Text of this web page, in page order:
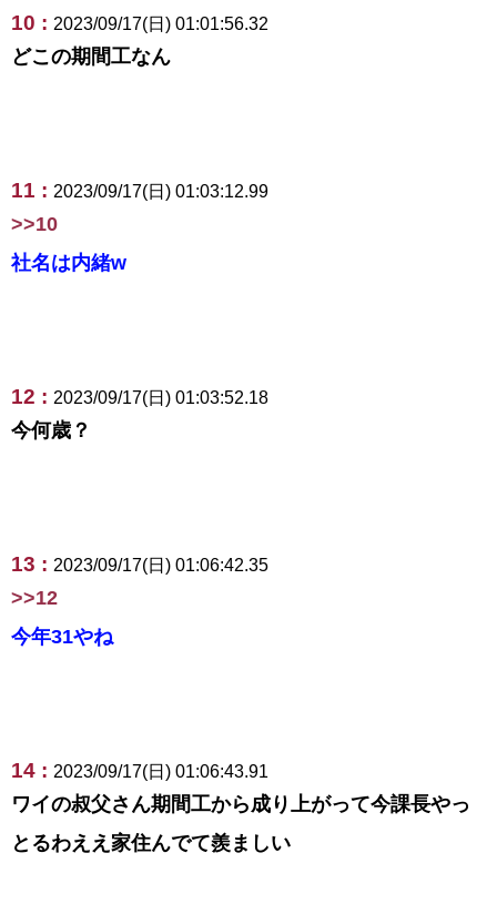
10 : 2023/09/17(日) 01:01:56.32
どこの期間工なん
11 : 2023/09/17(日) 01:03:12.99
>>10
社名は内緒w
12 : 2023/09/17(日) 01:03:52.18
今何歳？
13 : 2023/09/17(日) 01:06:42.35
>>12
今年31やね
14 : 2023/09/17(日) 01:06:43.91
ワイの叔父さん期間工から成り上がって今課長やっ
とるわええ家住んでて羨ましい